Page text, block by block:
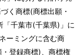
く商標(商標出願・
「千葉市(千葉県)」に
ーミングに含む商
登録商標)、商標権